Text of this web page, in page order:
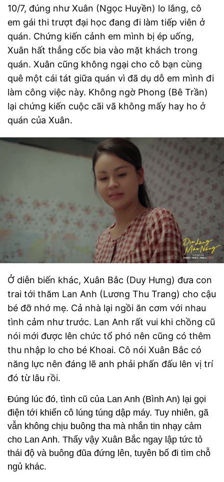
10/7, đúng như Xuân (Ngọc Huyền) lo lắng, cô
em gái thi trượt đại học đang đi làm tiếp viên ở
quán. Chứng kiến cảnh em mình bị ép uống,
Xuân hất thẳng cốc bia vào mặt khách trong
quán. Xuân cũng không ngại cho cô bạn cùng
quê một cái tát giữa quán vì đã dụ dỗ em mình đi
làm công việc này. Không ngờ Phong (Bê Trần)
lại chứng kiến cuộc cãi vã không mấy hay ho ở
quán của Xuân.
Ở diễn biến khác, Xuân Bắc (Duy Hưng) đưa con
trai tới thăm Lan Anh (Lương Thu Trang) cho cậu
bé đỡ nhớ mẹ. Cả nhà lại ngồi ăn cơm với nhau
tình cảm như trước. Lan Anh rất vui khi chồng cũ
nói mới được lên chức tổ phó nên cũng có thêm
thu nhập lo cho bé Khoai. Cô nói Xuân Bắc có
năng lực nên đáng lẽ anh phải phấn đấu lên vị trí
đó từ lâu rồi.
Đúng lúc đó, tình cũ của Lan Anh (Bình An) lại gọi
điện tới khiến cô lúng túng dập máy. Tuy nhiên, gã
vẫn không chịu buông tha mà nhắn tin nhạy cảm
cho Lan Anh. Thấy vậy Xuân Bắc ngay lập tức tỏ
thái độ và buông đũa đứng lên, tuyên bố đi tìm chỗ
ngủ khác.